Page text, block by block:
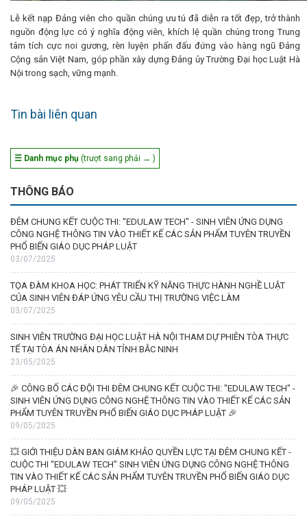
Lễ kết nạp Đảng viên cho quần chúng ưu tú đã diễn ra tốt đẹp, trở thành
nguồn động lực có ý nghĩa động viên, khích lệ quần chúng trong Trung
tâm tích cực noi gương, rèn luyện phấn đấu đứng vào hàng ngũ Đảng
Cộng sản Việt Nam, góp phần xây dựng Đảng ủy Trường Đại học Luật Hà
Nội trong sạch, vững mạnh.
Tin bài liên quan
☰ Danh mục phụ (trượt sang phải → )
THÔNG BÁO
ĐÊM CHUNG KẾT CUỘC THI: "EDULAW TECH" - SINH VIÊN ỨNG DỤNG
CÔNG NGHỆ THÔNG TIN VÀO THIẾT KẾ CÁC SẢN PHẨM TUYÊN TRUYỀN
PHỔ BIẾN GIÁO DỤC PHÁP LUẬT
03/07/2025
TỌA ĐÀM KHOA HỌC: PHÁT TRIỂN KỸ NĂNG THỰC HÀNH NGHỀ LUẬT
CỦA SINH VIÊN ĐÁP ỨNG YÊU CẦU THỊ TRƯỜNG VIỆC LÀM
03/07/2025
SINH VIÊN TRƯỜNG ĐẠI HỌC LUẬT HÀ NỘI THAM DỰ PHIÊN TÒA THỰC
TẾ TẠI TÒA ÁN NHÂN DÂN TỈNH BẮC NINH
23/05/2025
🎉 CÔNG BỐ CÁC ĐỘI THI ĐÊM CHUNG KẾT CUỘC THI: "EDULAW TECH" -
SINH VIÊN ỨNG DỤNG CÔNG NGHỆ THÔNG TIN VÀO THIẾT KẾ CÁC SẢN
PHẨM TUYÊN TRUYỀN PHỔ BIẾN GIÁO DỤC PHÁP LUẬT 🎉
09/05/2025
💥 GIỚI THIỆU DÀN BAN GIÁM KHẢO QUYỀN LỰC TẠI ĐÊM CHUNG KẾT -
CUỘC THI “EDULAW TECH” SINH VIÊN ỨNG DỤNG CÔNG NGHỆ THÔNG
TIN VÀO THIẾT KẾ CÁC SẢN PHẨM TUYÊN TRUYỀN PHỔ BIẾN GIÁO DỤC
PHÁP LUẬT 💥
09/05/2025